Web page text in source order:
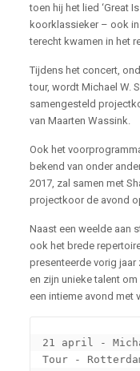
toen hij het lied ‘Great
koorklassieker – ook
terecht kwamen in het
Tijdens het concert,
tour, wordt Michael W.
samengesteld
van Maarten Wassink.
Ook het
bekend van onder
2017, zal samen met
projectkoor de avond
Naast een weelde aan
ook het brede
presenteerde vorig jaar
en zijn unieke talent
een intieme avond met
21 april -
Tour -